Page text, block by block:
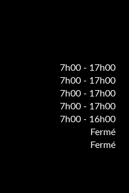
7h00 - 17h00
7h00 - 17h00
7h00 - 17h00
7h00 - 17h00
7h00 - 16h00
Fermé
Fermé